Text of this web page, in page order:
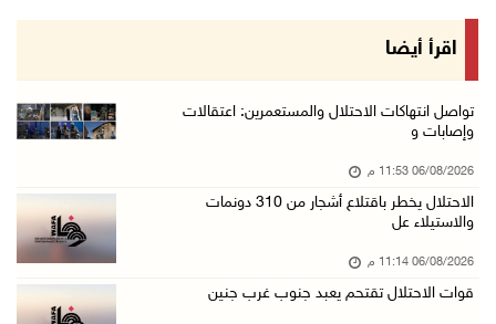
الرئيس يستقبل مجلس بلدية رام الله ويشدد على د ...
جماهير شعبنا تشيع جثمان الشهيد علاء صبيح في ت ...
الاحتلال يوسع حملات الدهم والاعتقال في قلنديا ...
06/آب/2026 08:06 م
الرئيس المصري وملك البحرين يشددان على ضرورة ت ...
اقرأ أيضا
تواصل انتهاكات الاحتلال والمستعمرين: اعتقالات
وإصابات و
06/08/2026 11:53 م
الاحتلال يخطر باقتلاع أشجار من 310 دونمات
والاستيلاء عل
06/08/2026 11:14 م
قوات الاحتلال تقتحم يعبد جنوب غرب جنين